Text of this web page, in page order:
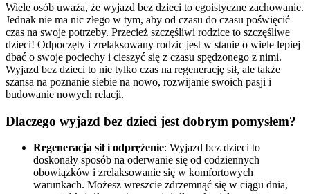
Wiele osób uważa, że wyjazd bez dzieci to egoistyczne zachowanie.
Jednak nie ma nic złego w tym, aby od czasu do czasu poświęcić
czas na swoje potrzeby. Przecież szczęśliwi rodzice to szczęśliwe
dzieci! Odpoczęty i zrelaksowany rodzic jest w stanie o wiele lepiej
dbać o swoje pociechy i cieszyć się z czasu spędzonego z nimi.
Wyjazd bez dzieci to nie tylko czas na regenerację sił, ale także
szansa na poznanie siebie na nowo, rozwijanie swoich pasji i
budowanie nowych relacji.
Dlaczego wyjazd bez dzieci jest dobrym pomysłem?
Regeneracja sił i odprężenie: Wyjazd bez dzieci to
doskonały sposób na oderwanie się od codziennych
obowiązków i zrelaksowanie się w komfortowych
warunkach. Możesz wreszcie zdrzemnąć się w ciągu dnia,